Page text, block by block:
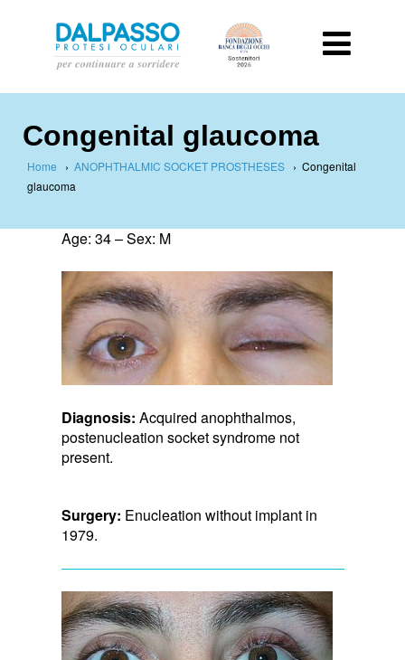
Congenital glaucoma
Home › ANOPHTHALMIC SOCKET PROSTHESES › Congenital
glaucoma
Age: 34 – Sex: M
Diagnosis: Acquired anophthalmos,
postenucleation socket syndrome not
present.
Surgery: Enucleation without implant in
1979.